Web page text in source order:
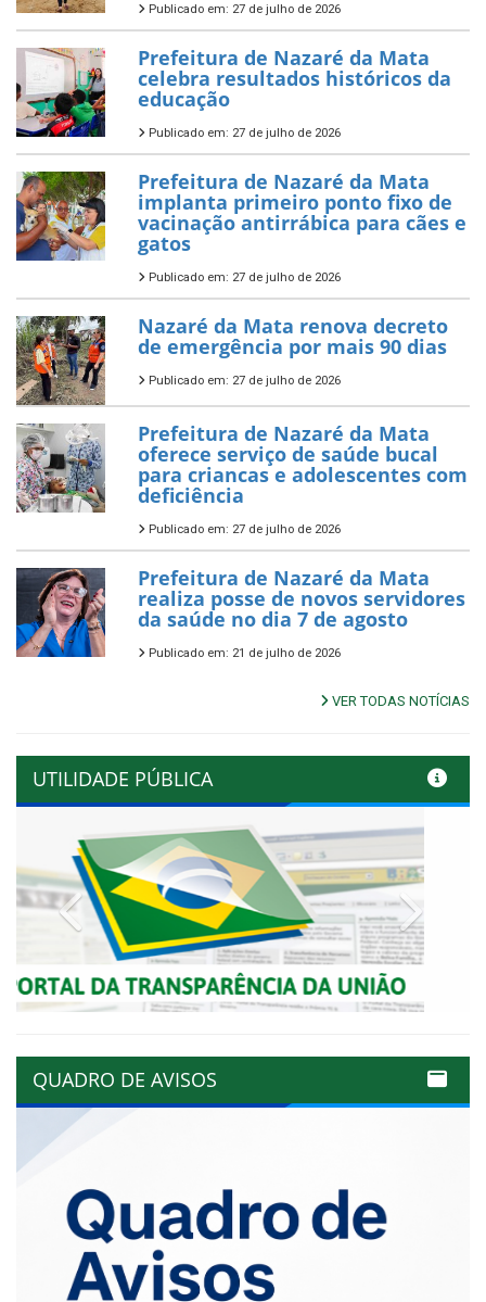
Publicado em: 27 de julho de 2026
Prefeitura de Nazaré da Mata
celebra resultados históricos da
educação
Publicado em: 27 de julho de 2026
Prefeitura de Nazaré da Mata
implanta primeiro ponto fixo de
vacinação antirrábica para cães e
gatos
Publicado em: 27 de julho de 2026
Nazaré da Mata renova decreto
de emergência por mais 90 dias
Publicado em: 27 de julho de 2026
Prefeitura de Nazaré da Mata
oferece serviço de saúde bucal
para criancas e adolescentes com
deficiência
Publicado em: 27 de julho de 2026
Prefeitura de Nazaré da Mata
realiza posse de novos servidores
da saúde no dia 7 de agosto
Publicado em: 21 de julho de 2026
VER TODAS NOTÍCIAS
UTILIDADE PÚBLICA
Previous
QUADRO DE AVISOS